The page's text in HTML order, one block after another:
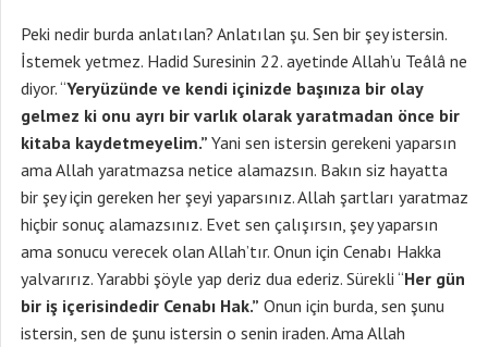
Peki nedir burda anlatılan? Anlatılan şu. Sen bir şey istersin.
İstemek yetmez. Hadid Suresinin 22. ayetinde Allah’u Teâlâ ne
diyor. “Yeryüzünde ve kendi içinizde başınıza bir olay
gelmez ki onu ayrı bir varlık olarak yaratmadan önce bir
kitaba kaydetmeyelim.” Yani sen istersin gerekeni yaparsın
ama Allah yaratmazsa netice alamazsın. Bakın siz hayatta
bir şey için gereken her şeyi yaparsınız. Allah şartları yaratmaz
hiçbir sonuç alamazsınız. Evet sen çalışırsın, şey yaparsın
ama sonucu verecek olan Allah’tır. Onun için Cenabı Hakka
yalvarırız. Yarabbi şöyle yap deriz dua ederiz. Sürekli “Her gün
bir iş içerisindedir Cenabı Hak.” Onun için burda, sen şunu
istersin, sen de şunu istersin o senin iraden. Ama Allah